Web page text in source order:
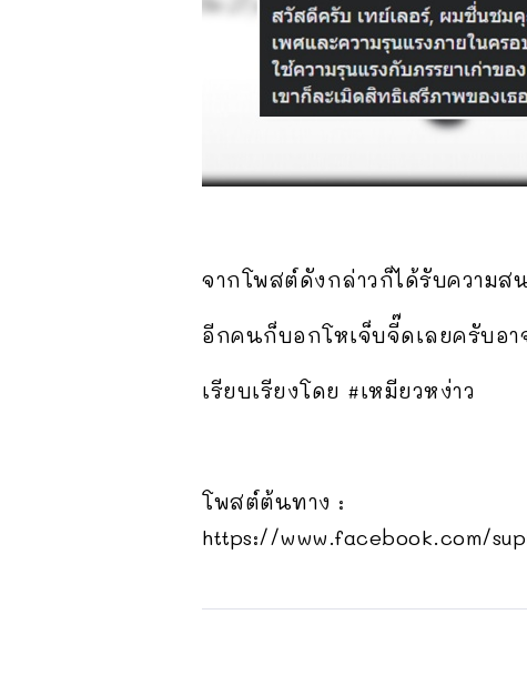
จากโพสต์ดังกล่าวก็ได้รับความส
อีกคนก็บอกโหเจ็บจี๊ดเลยครับอา
เรียบเรียงโดย #เหมียวหง่าว
โพสต์ต้นทาง :
https://www.facebook.com/